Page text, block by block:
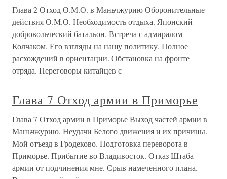
Глава 2 Отход О.М.О. в Маньчжурию Оборонительные
действия О.М.О. Необходимость отдыха. Японский
добровольческий батальон. Встреча с адмиралом
Колчаком. Его взгляды на нашу политику. Полное
расхождений в ориентации. Обстановка на фронте
отряда. Переговоры китайцев с
Глава 7 Отход армии в Приморье
Глава 7 Отход армии в Приморье Выход частей армии в
Маньчжурию. Неудачи Белого движения и их причины.
Мой отъезд в Гродеково. Подготовка переворота в
Приморье. Прибытие во Владивосток. Отказ Штаба
армии от подчинения мне. Срыв намеченного плана.